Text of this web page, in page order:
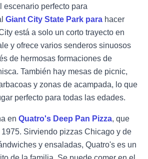
escenario perfecto para
Giant City State Park para hacer
está a solo un corto trayecto en
y ofrece varios senderos sinuosos
de hermosas formaciones de
También hay mesas de picnic,
y zonas de acampada, lo que
perfecto para todas las edades.
en Quatro's Deep Pan Pizza, que
1975. Sirviendo pizzas Chicago y de
y ensaladas, Quatro's es un